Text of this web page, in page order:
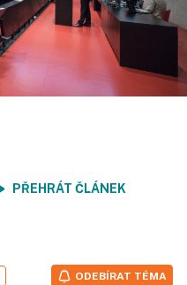
PŘEHRÁT ČLÁNEK
ODEBÍRAT TÉMA